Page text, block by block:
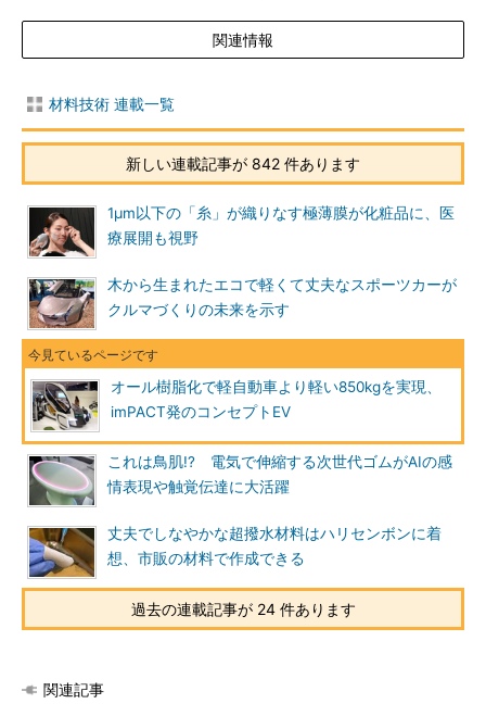
関連情報
材料技術 連載一覧
新しい連載記事が 842 件あります
1μm以下の「糸」が織りなす極薄膜が化粧品に、医
療展開も視野
木から生まれたエコで軽くて丈夫なスポーツカーが
クルマづくりの未来を示す
オール樹脂化で軽自動車より軽い850kgを実現、
imPACT発のコンセプトEV
これは鳥肌!? 電気で伸縮する次世代ゴムがAIの感
情表現や触覚伝達に大活躍
丈夫でしなやかな超撥水材料はハリセンボンに着
想、市販の材料で作成できる
過去の連載記事が 24 件あります
関連記事